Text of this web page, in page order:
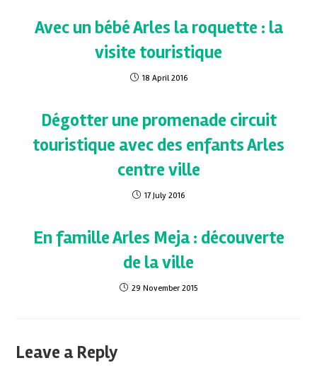
Avec un bébé Arles la roquette : la
visite touristique
18 April 2016
Dégotter une promenade circuit
touristique avec des enfants Arles
centre ville
17 July 2016
En famille Arles Meja : découverte
de la ville
29 November 2015
Leave a Reply